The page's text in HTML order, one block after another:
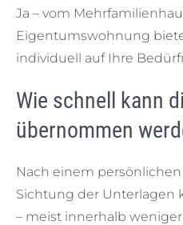
Ja – vom
Eigentumswohnung
individuell auf Ihre
Wie schnell kann
übernommen
Nach einem
Sichtung der Unterlagen
– meist innerhalb